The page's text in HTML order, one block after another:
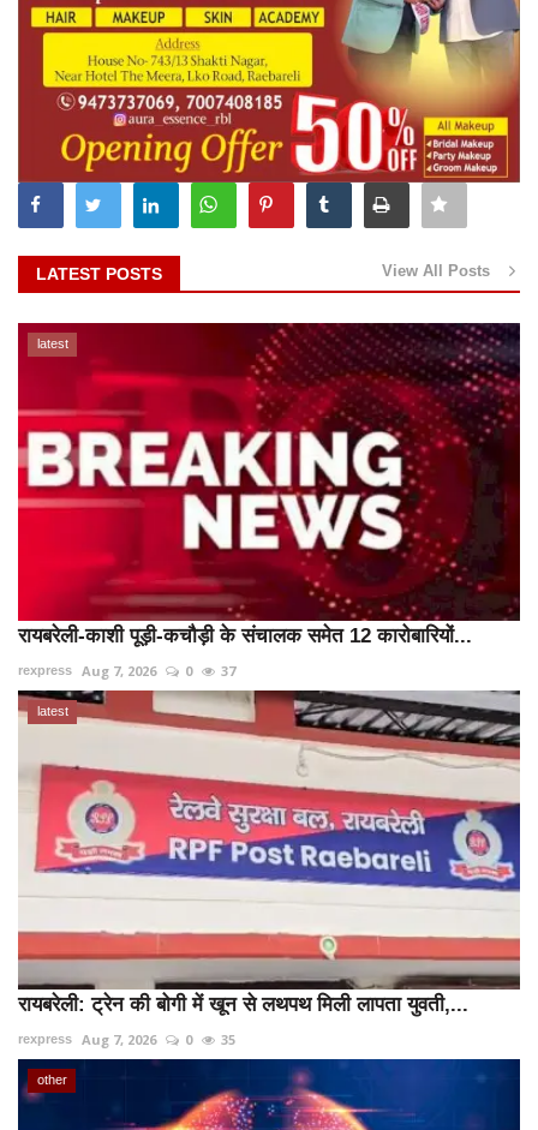
LATEST POSTS View All Posts
latest
रायबरेली-काशी पूड़ी-कचौड़ी के संचालक समेत 12 कारोबारियों...
rexpress Aug 7, 2026 0 37
latest
रायबरेली: ट्रेन की बोगी में खून से लथपथ मिली लापता युवती,...
rexpress Aug 7, 2026 0 35
other